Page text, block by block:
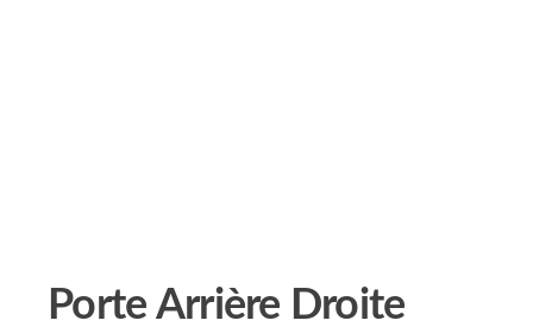
Porte Arrière Droite